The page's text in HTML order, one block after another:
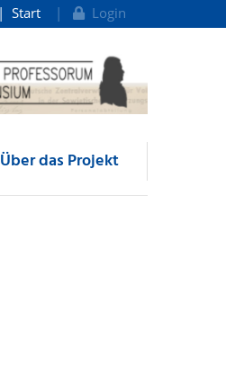
Start Login
Über das Projekt